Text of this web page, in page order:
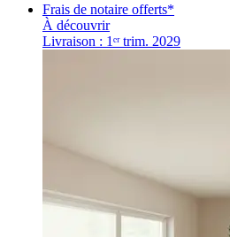
Frais de notaire offerts*
À découvrir
Livraison : 1ᵉʳ trim. 2029